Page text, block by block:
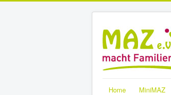
Home MiniMAZ